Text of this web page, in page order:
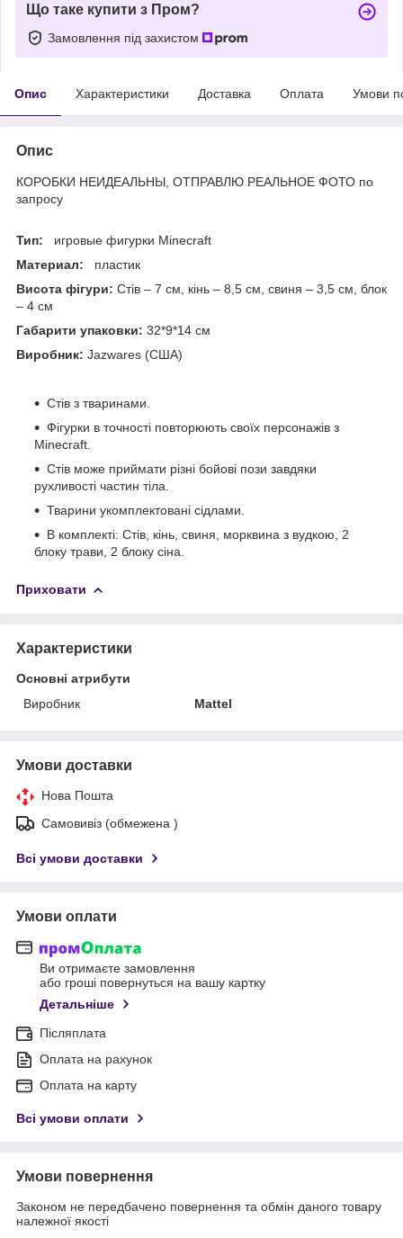
Що таке купити з Пром?
Замовлення під захистом
Опис Характеристики Доставка Оплата Умови
Опис
КОРОБКИ НЕИДЕАЛЬНЫ, ОТПРАВЛЮ РЕАЛЬНОЕ ФОТО по
запросу
Тип:
игровые фигурки Minecraft
Материал:
пластик
Висота фігури: Стів – 7 см, кінь – 8,5 см, свиня – 3,5 см, блок
– 4 см
Габарити упаковки: 32*9*14 см
Виробник: Jazwares (США)
Стів з тваринами.
Фігурки в точності повторюють своїх персонажів з
Minecraft.
Стів може приймати різні бойові пози завдяки
рухливості частин тіла.
Тварини укомплектовані сідлами.
В комплекті: Стів, кінь, свиня, морквина з вудкою, 2
блоку трави, 2 блоку сіна.
Приховати
Характеристики
Основні атрибути
Виробник
Mattel
Умови доставки
Нова Пошта
Самовивіз (обмежена )
Всі умови доставки
Умови оплати
Ви отримаєте замовлення
або гроші повернуться на вашу картку
Детальніше
Післяплата
Оплата на рахунок
Оплата на карту
Всі умови оплати
Умови повернення
Законом не передбачено повернення та обмін даного товару
належної якості